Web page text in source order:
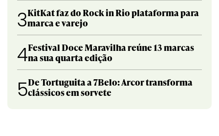
3KitKat faz do Rock in Rio plataforma para
marca e varejo
4Festival Doce Maravilha reúne 13 marcas
na sua quarta edição
5De Tortuguita a 7Belo: Arcor transforma
clássicos em sorvete